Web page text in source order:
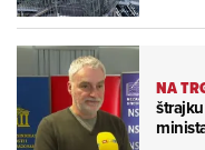
NA